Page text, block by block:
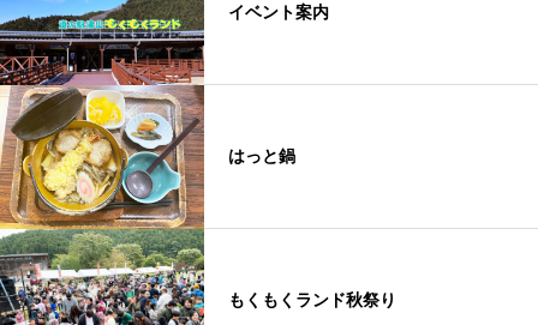
イベント案内
はっと鍋
もくもくランド秋祭り